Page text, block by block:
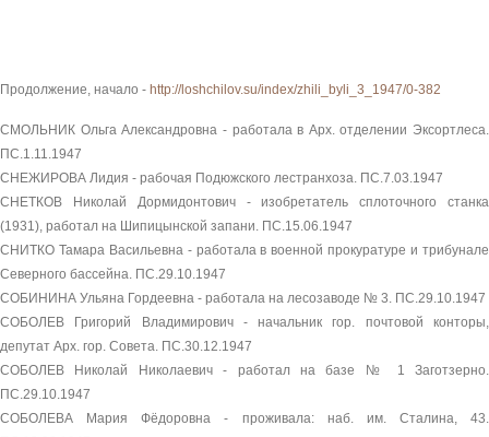
Продолжение, начало - http://loshchilov.su/index/zhili_byli_3_1947/0-382
СМОЛЬНИК Ольга Александровна - работала в Арх. отделении Эксортлеса.
ПС.1.11.1947
СНЕЖИРОВА Лидия - рабочая Подюжского лестранхоза. ПС.7.03.1947
СНЕТКОВ Николай Дормидонтович - изобретатель сплоточного станка
(1931), работал на Шипицынской запани. ПС.15.06.1947
СНИТКО Тамара Васильевна - работала в военной прокуратуре и трибунале
Северного бассейна. ПС.29.10.1947
СОБИНИНА Ульяна Гордеевна - работала на лесозаводе № 3. ПС.29.10.1947
СОБОЛЕВ Григорий Владимирович - начальник гор. почтовой конторы,
депутат Арх. гор. Совета. ПС.30.12.1947
СОБОЛЕВ Николай Николаевич - работал на базе № 1 Заготзерно.
ПС.29.10.1947
СОБОЛЕВА Мария Фёдоровна - проживала: наб. им. Сталина, 43.